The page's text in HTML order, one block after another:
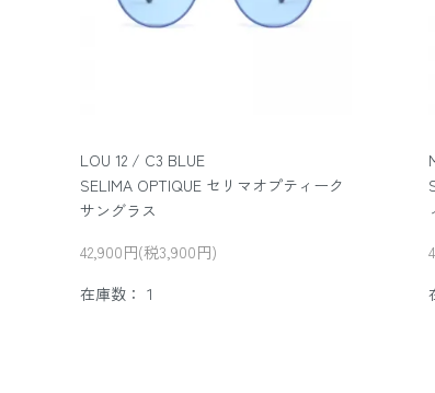
LOU 12 / C3 BLUE
SELIMA OPTIQUE セリマオプティーク
サングラス
42,900円(税3,900円)
在庫数：１